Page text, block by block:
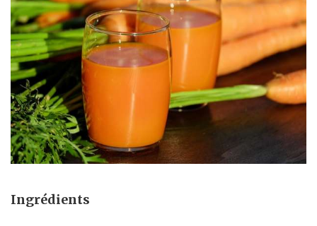
Ingrédients